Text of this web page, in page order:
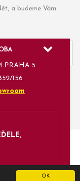
OK
a budeme Vám
objednávky:
PRAHA 5
156